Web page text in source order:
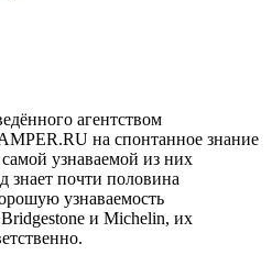
агентством
на спонтанное знание
узнаваемой из них
знает почти половина
узнаваемость
и Michelin, их